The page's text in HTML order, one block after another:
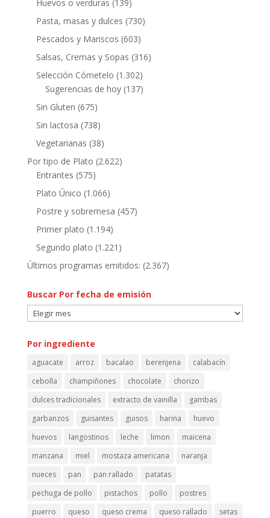
Huevos o verduras (139)
Pasta, masas y dulces (730)
Pescados y Mariscos (603)
Salsas, Cremas y Sopas (316)
Selección Cómetelo (1.302)
Sugerencias de hoy(137)
Sin Gluten (675)
Sin lactosa (738)
Vegetarianas (38)
Por tipo de Plato (2.622)
Entrantes (575)
Plato Único (1.066)
Postre y sobremesa (457)
Primer plato (1.194)
Segundo plato (1.221)
Últimos programas emitidos: (2.367)
Buscar Por fecha de emisión
Buscar
Por
fecha
emisión
Por ingrediente
aguacate arroz bacalao berenjena
calabacín
cebolla
champiñones chocolate
chorizo
dulces tradicionales
extracto de vainilla
gambas
garbanzos
guisantes guisos harina
huevo
huevos
langostinos leche limon
maicena
manzana
miel mostaza americana
naranja
nueces
pan pan rallado
patatas
pechuga de pollo
pistachos pollo
postres
puerro
queso queso crema queso rallado setas